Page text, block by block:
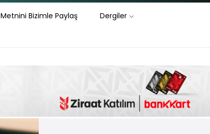
Metnini Bizimle Paylaş Dergiler